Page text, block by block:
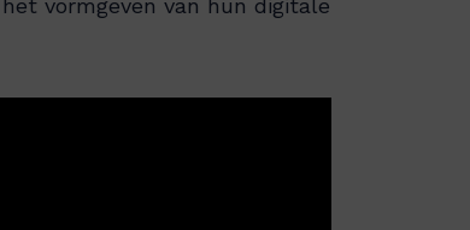
vormgeven van hun digitale